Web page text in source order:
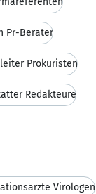
Pr-Berater
Prokuristen
Redakteure
Virologen